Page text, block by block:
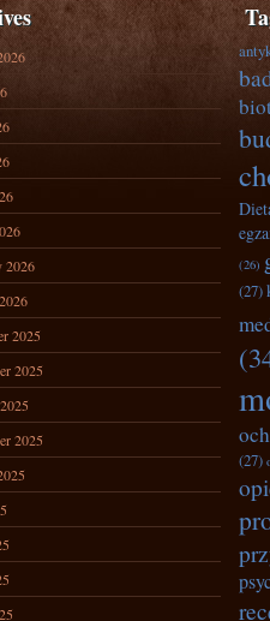
2026
2025
2025
2025
(26)
(27)
(27)